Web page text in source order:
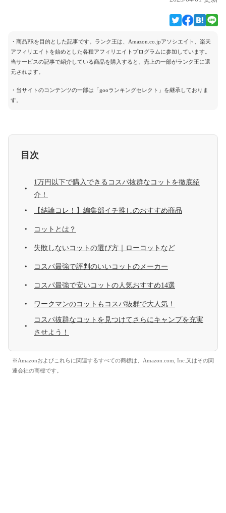
・商品PRを目的とした記事です。ランク王は、Amazon.co.jpアソシエイト、楽天
アフィリエイトを始めとした各種アフィリエイトプログラムに参加しています。
当サービスの記事で紹介している商品を購入すると、売上の一部がランク王に還
元されます。
・当サイトのコンテンツの一部は「gooランキングセレクト」を継承しておりま
す。
目次
1万円以下で購入できるコスパ抜群なコットを徹底紹
介！
【結論コレ！】編集部イチ推しのおすすめ商品
コットとは？
失敗しないコットの選び方｜ローコットなど
コスパ最強で評判のいいコットのメーカー
コスパ最強で安いコットの人気おすすめ14選
ワークマンのコットもコスパ抜群で大人気！
コスパ抜群なコットを見つけてさらにキャンプを充実
させよう！
※Amazonおよびこれらに関連するすべての商標は、Amazon.com, Inc.又はその関
連会社の商標です。